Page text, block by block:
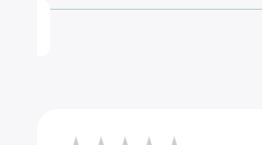
1.598,41